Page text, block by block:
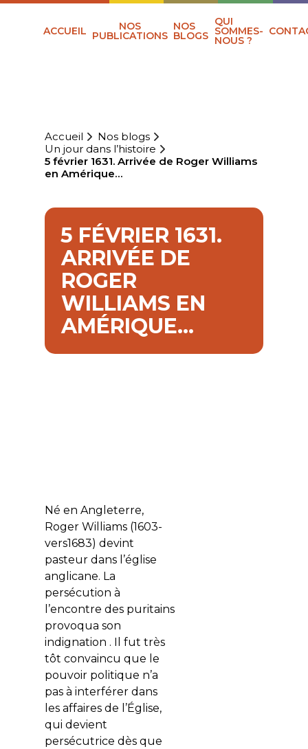
ACCUEIL NOS
PUBLICATIONS
NOS
BLOGS
QUI
SOMMES-
NOUS ?
Accueil
Nos blogs
Un jour dans l’histoire
5 février 1631. Arrivée de Roger Williams
en Amérique…
5 FÉVRIER 1631.
ARRIVÉE DE
ROGER
WILLIAMS EN
AMÉRIQUE…
Né en Angleterre,
Roger Williams (1603-
vers1683) devint
pasteur dans l’église
anglicane. La
persécution à
l’encontre des puritains
provoqua son
indignation . Il fut très
tôt convaincu que le
pouvoir politique n’a
pas à interférer dans
les affaires de l’Église,
qui devient
persécutrice dès que